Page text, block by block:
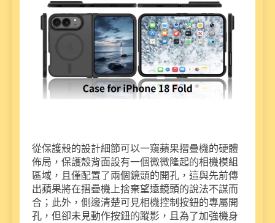
從保護殼的設計細節可以一窺蘋果摺疊機的硬體
佈局，保護殼背面設有一個微微隆起的相機模組
區域，且僅配置了兩個鏡頭的開孔，這與先前傳
出蘋果將在摺疊機上捨棄望遠鏡頭的說法不謀而
合；此外，側邊清楚可見相機控制按鈕的專屬開
孔，但卻未見動作按鈕的蹤影，且為了加強機身